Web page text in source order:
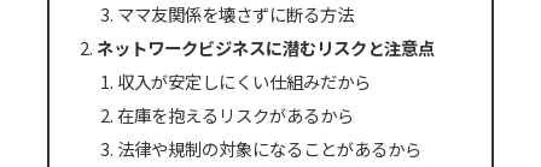
ママ友関係を壊さずに断る方法
ネットワークビジネスに潜むリスクと注意点
収入が安定しにくい仕組みだから
在庫を抱えるリスクがあるから
法律や規制の対象になることがあるから